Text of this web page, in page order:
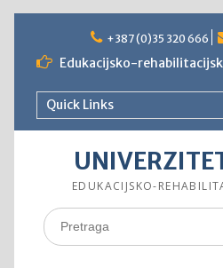
content
+387 (0)35 320 666
Edukacijsko-
Quick Links
EDUKACIJSKO-
Search
for: